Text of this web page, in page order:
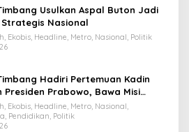
Usulkan Aspal Buton Jadi
Strategis Nasional
Ekobis, Headline, Metro, Nasional, Politik
Hadiri Pertemuan Kadin
Presiden Prabowo, Bawa Misi
Ekonomi Sultra
Ekobis, Headline, Metro, Nasional,
Pendidikan, Politik